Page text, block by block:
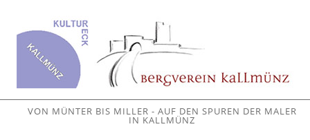
VON MÜNTER BIS MILLER - AUF DEN SPUREN DER MALER
IN KALLMÜNZ